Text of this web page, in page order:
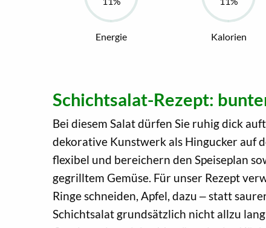
Energie Kalorien
Schichtsalat-Rezept:
Bei diesem Salat dürfen Sie ruhig dick
dekorative Kunstwerk als Hingucker auf
flexibel und bereichern den Speiseplan
gegrilltem Gemüse. Für unser Rezept
Ringe schneiden, Apfel, dazu ‒ statt
Schichtsalat grundsätzlich nicht allzu